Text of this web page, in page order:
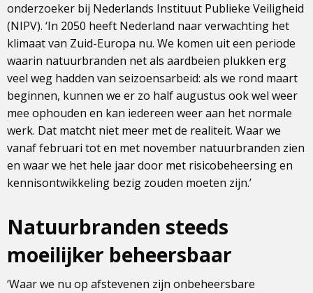
onderzoeker bij Nederlands Instituut Publieke Veiligheid
(NIPV). ‘In 2050 heeft Nederland naar verwachting het
klimaat van Zuid-Europa nu. We komen uit een periode
waarin natuurbranden net als aardbeien plukken erg
veel weg hadden van seizoensarbeid: als we rond maart
beginnen, kunnen we er zo half augustus ook wel weer
mee ophouden en kan iedereen weer aan het normale
werk. Dat matcht niet meer met de realiteit. Waar we
vanaf februari tot en met november natuurbranden zien
en waar we het hele jaar door met risicobeheersing en
kennisontwikkeling bezig zouden moeten zijn.’
Natuurbranden steeds
moeilijker beheersbaar
‘Waar we nu op afstevenen zijn onbeheersbare